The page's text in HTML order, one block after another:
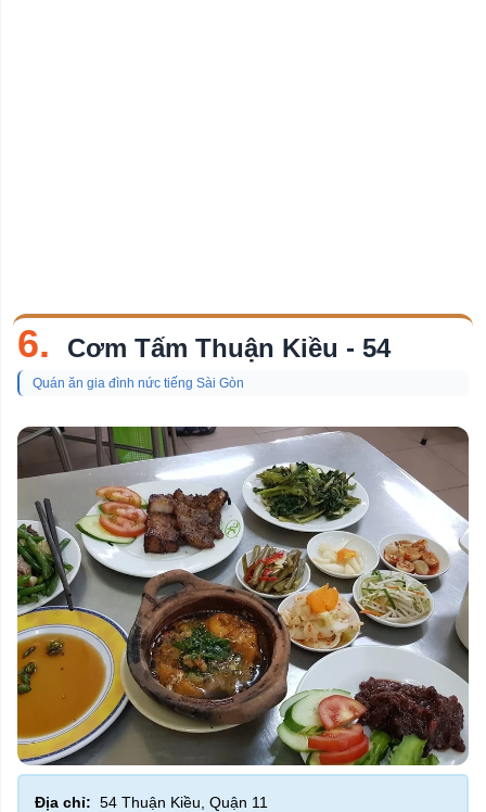
6. Cơm Tấm Thuận Kiều - 54
Quán ăn gia đình nức tiếng Sài Gòn
Địa chỉ: 54 Thuận Kiều, Quận 11